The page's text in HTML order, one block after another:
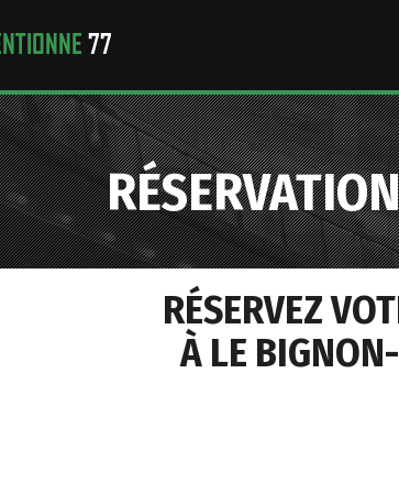
RÉSERVEZ
À LE